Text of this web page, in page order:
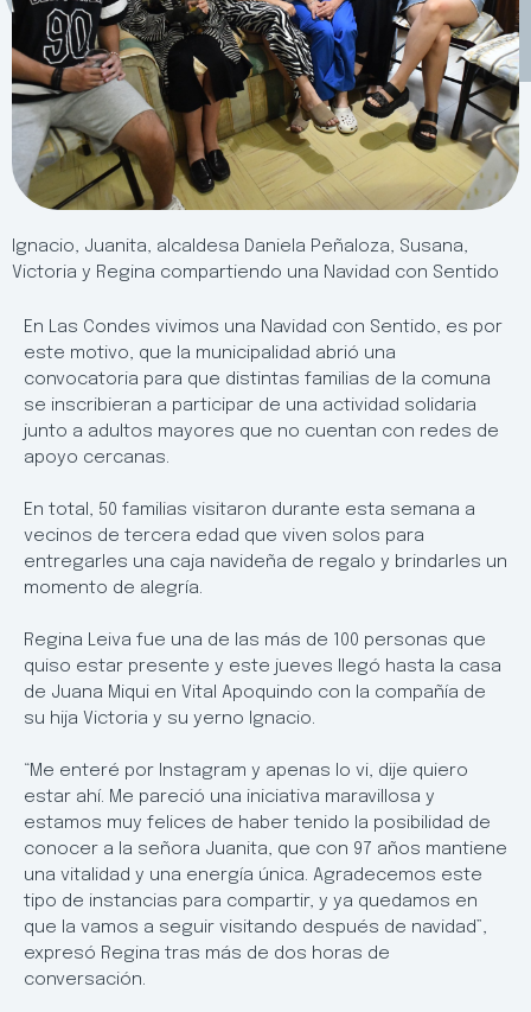
Ignacio, Juanita, alcaldesa Daniela Peñaloza, Susana,
Victoria y Regina compartiendo una Navidad con Sentido
En Las Condes vivimos una Navidad con Sentido, es por
este motivo, que la municipalidad abrió una
convocatoria para que distintas familias de la comuna
se inscribieran a participar de una actividad solidaria
junto a adultos mayores que no cuentan con redes de
apoyo cercanas.
En total, 50 familias visitaron durante esta semana a
vecinos de tercera edad que viven solos para
entregarles una caja navideña de regalo y brindarles un
momento de alegría.
Regina Leiva fue una de las más de 100 personas que
quiso estar presente y este jueves llegó hasta la casa
de Juana Miqui en Vital Apoquindo con la compañía de
su hija Victoria y su yerno Ignacio.
“Me enteré por Instagram y apenas lo vi, dije quiero
estar ahí. Me pareció una iniciativa maravillosa y
estamos muy felices de haber tenido la posibilidad de
conocer a la señora Juanita, que con 97 años mantiene
una vitalidad y una energía única. Agradecemos este
tipo de instancias para compartir, y ya quedamos en
que la vamos a seguir visitando después de navidad”,
expresó Regina tras más de dos horas de
conversación.